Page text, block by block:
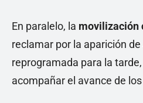
En paralelo, la movilización
reclamar por la aparición
reprogramada para la
acompañar el avance de